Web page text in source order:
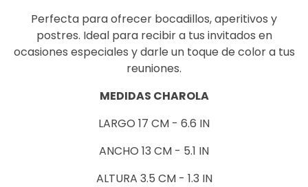
Perfecta para ofrecer bocadillos, aperitivos y
postres. Ideal para recibir a tus invitados en
ocasiones especiales y darle un toque de color a tus
reuniones.
MEDIDAS CHAROLA
LARGO 17 CM - 6.6 IN
ANCHO 13 CM - 5.1 IN
ALTURA 3.5 CM - 1.3 IN